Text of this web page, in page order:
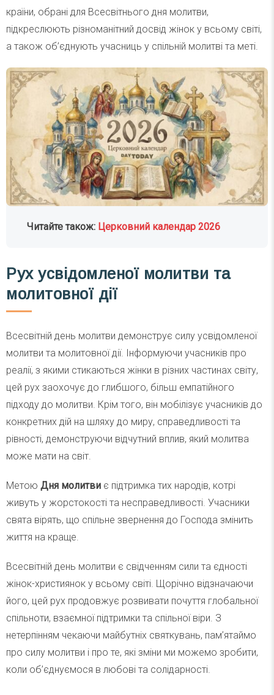
країни, обрані для Всесвітнього дня молитви,
підкреслюють різноманітний досвід жінок у всьому світі,
а також об’єднують учасниць у спільній молитві та меті.
Читайте також: Церковний календар 2026
Рух усвідомленої молитви та
молитовної дії
Всесвітній день молитви демонструє силу усвідомленої
молитви та молитовної дії. Інформуючи учасників про
реалії, з якими стикаються жінки в різних частинах світу,
цей рух заохочує до глибшого, більш емпатійного
підходу до молитви. Крім того, він мобілізує учасників до
конкретних дій на шляху до миру, справедливості та
рівності, демонструючи відчутний вплив, який молитва
може мати на світ.
Метою Дня молитви є підтримка тих народів, котрі
живуть у жорстокості та несправедливості. Учасники
свята вірять, що спільне звернення до Господа змінить
життя на краще.
Всесвітній день молитви є свідченням сили та єдності
жінок-християнок у всьому світі. Щорічно відзначаючи
його, цей рух продовжує розвивати почуття глобальної
спільноти, взаємної підтримки та спільної віри. З
нетерпінням чекаючи майбутніх святкувань, пам’ятаймо
про силу молитви і про те, які зміни ми можемо зробити,
коли об’єднуємося в любові та солідарності.